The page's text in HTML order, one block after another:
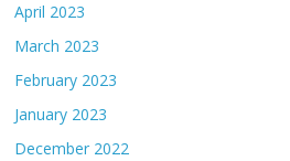
April 2023
March 2023
February 2023
January 2023
December 2022